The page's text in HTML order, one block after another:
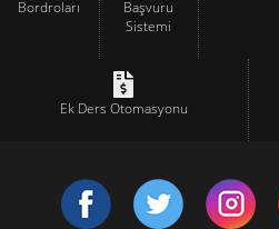
Bordroları
Başvuru
Sistemi
Ek Ders Otomasyonu